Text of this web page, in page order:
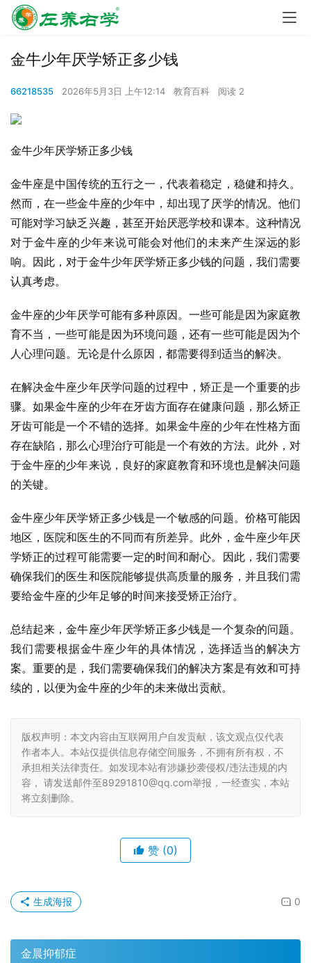
金牛少年厌学矫正多少钱
66218535 2026年5月3日 上午12:14 教育百科 阅读 2
金牛少年厌学矫正多少钱
金牛座是中国传统的五行之一，代表着稳定，稳健和持久。
然而，在一些金牛座的少年中，却出现了厌学的情况。他们
可能对学习缺乏兴趣，甚至开始厌恶学校和课本。这种情况
对于金牛座的少年来说可能会对他们的未来产生深远的影
响。因此，对于金牛少年厌学矫正多少钱的问题，我们需要
认真考虑。
金牛座的少年厌学可能有多种原因。一些可能是因为家庭教
育不当，一些可能是因为环境问题，还有一些可能是因为个
人心理问题。无论是什么原因，都需要得到适当的解决。
在解决金牛座少年厌学问题的过程中，矫正是一个重要的步
骤。如果金牛座的少年在牙齿方面存在健康问题，那么矫正
牙齿可能是一个不错的选择。如果金牛座的少年在性格方面
存在缺陷，那么心理治疗可能是一个有效的方法。此外，对
于金牛座的少年来说，良好的家庭教育和环境也是解决问题
的关键。
金牛座少年厌学矫正多少钱是一个敏感的问题。价格可能因
地区，医院和医生的不同而有所差异。此外，金牛座少年厌
学矫正的过程可能需要一定的时间和耐心。因此，我们需要
确保我们的医生和医院能够提供高质量的服务，并且我们需
要给金牛座的少年足够的时间来接受矫正治疗。
总结起来，金牛座少年厌学矫正多少钱是一个复杂的问题。
我们需要根据金牛座少年的具体情况，选择适当的解决方
案。重要的是，我们需要确保我们的解决方案是有效和可持
续的，以便为金牛座的少年的未来做出贡献。
版权声明：本文内容由互联网用户自发贡献，该文观点仅代表
作者本人。本站仅提供信息存储空间服务，不拥有所有权，不
承担相关法律责任。如发现本站有涉嫌抄袭侵权/违法违规的内
容， 请发送邮件至89291810@qq.com举报，一经查实，本站
将立刻删除。
赞 (0)
0
生成海报
金晨抑郁症